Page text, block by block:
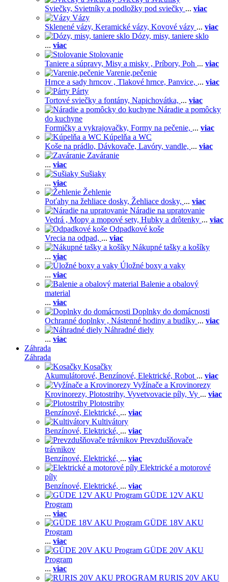
Sviečky, Svietníky a podložky pod sviečky ... viac
Vázy
Sklenené vázy, Keramické vázy, Kovové vázy ... viac
Dózy, misy, taniere sklo
... viac
Stolovanie
Taniere a súpravy, Misy a misky , Príbory, Poh ... viac
Varenie,pečenie
Hrnce a sady hrncov , Tlakové hrnce, Panvice, ... viac
Párty
Tortové sviečky a fontány, Napichovátka, ... viac
Náradie a pomôcky
do kuchyne
Formičky a vykrajovačky, Formy na pečenie, ... viac
Kúpelňa a WC
Koše na prádlo, Dávkovače, Lavóry, vandle, ... viac
Zaváranie
... viac
Sušiaky
... viac
Žehlenie
Poťahy na žehliace dosky, Žehliace dosky, ... viac
Náradie na upratovanie
Vedrá , Mopy a mopové sety, Hubky a drôtenky ... viac
Odpadkové koše
Vrecia na odpad, ... viac
Nákupné tašky a košíky
... viac
Úložné boxy a vaky
... viac
Balenie a obalový
material
... viac
Doplnky do domácnosti
Ochranné doplnky , Nástenné hodiny a budíky ... viac
Náhradné diely
... viac
Záhrada
Záhrada
Kosačky
Akumulátorové, Benzínové, Elektrické, Robot ... viac
Vyžínače a Krovinorezy
Krovinorezy, Plotostrihy, Vyvetvovacie píly, Vy ... viac
Plotostrihy
Benzínové, Elektrické, ... viac
Kultivátory
Benzínové, Elektrické, ... viac
Prevzdušňovače
trávnikov
Benzínové, Elektrické, ... viac
Elektrické a motorové
píly
Benzínové, Elektrické, ... viac
GÜDE 12V AKU
Program
... viac
GÜDE 18V AKU
Program
... viac
GÜDE 20V AKU
Program
... viac
RURIS 20V AKU